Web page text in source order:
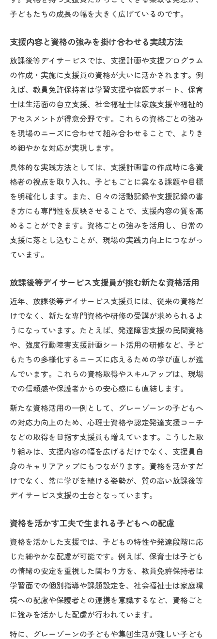
子どもたちの成長の幅を大きく広げているのです。
支援内容と資格の強みを掛け合わせる実践方法
放課後等デイサービスでは、支援計画や支援プログラム
の作成・実施に支援員の資格が大いに活かされます。例
えば、教員免許保持者は学習支援や宿題サポート、保育
士は生活面の自立支援、社会福祉士は家族支援や福祉的
アセスメントが得意分野です。これらの資格ごとの強み
を現場のニーズに合わせて組み合わせることで、よりき
め細やかな対応が実現します。
具体的な実践方法としては、支援計画書の作成時に各資
格者の視点を取り入れ、子どもごとに異なる課題や目標
を明確化します。また、日々の活動記録や支援記録の書
き方にも専門性を反映させることで、支援内容の質を高
めることができます。資格ごとの強みを活用し、日常の
支援に落とし込むことが、現場の実践力向上につながっ
ています。
放課後等デイサービス支援員が挑む新たな資格活用
近年、放課後等デイサービス支援員には、従来の資格だ
けでなく、新たな専門資格や研修の受講が求められるよ
うになっています。たとえば、発達障害支援の民間資格
や、強度行動障害支援計画シート活用の研修など、子ど
もたちの多様化するニーズに応えるための学び直しが進
んでいます。これらの資格取得やスキルアップは、現場
での信頼感や保護者からの安心感にも直結します。
新たな資格活用の一例として、グレーゾーンの子どもへ
の対応力向上のため、心理士資格や認定発達支援コーチ
などの取得を目指す支援員も増えています。こうした取
り組みは、支援内容の幅を広げるだけでなく、支援員自
身のキャリアアップにもつながります。資格を活かすだ
けでなく、常に学びを続ける姿勢が、質の高い放課後等
デイサービス支援の土台となっています。
資格を活かす工夫で生まれる子どもへの配慮
資格を活かした支援では、子どもの特性や発達段階に応
じた細やかな配慮が可能です。例えば、保育士は子ども
の情緒の安定を重視した関わり方を、教員免許保持者は
学習面での個別指導や課題設定を、社会福祉士は家庭環
境への配慮や保護者との連携を意識するなど、資格ごと
に強みを活かした配慮が行われています。
特に、グレーゾーンの子どもや集団生活が難しい子ども